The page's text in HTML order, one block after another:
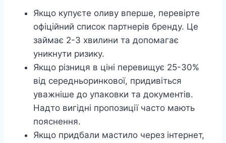
Якщо купуєте оливу вперше, перевірте
офіційний список партнерів бренду. Це
займає 2-3 хвилини та допомагає
уникнути ризику.
Якщо різниця в ціні перевищує 25-30%
від середньоринкової, придивіться
уважніше до упаковки та документів.
Надто вигідні пропозиції часто мають
пояснення.
Якщо придбали мастило через інтернет,